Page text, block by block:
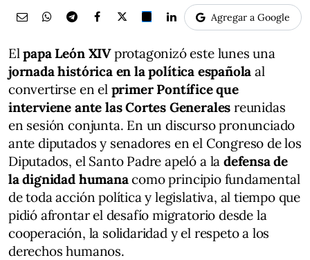
Agregar a Google
El papa León XIVprotagonizó este lunes una
jornada histórica en la política española al
convertirse en el primer Pontífice que
interviene ante las Cortes Generales reunidas
en sesión conjunta. En un discurso pronunciado
ante diputados y senadores en el Congreso de los
Diputados, el Santo Padre apeló a la defensa de
la dignidad humanacomo principio fundamental
de toda acción política y legislativa, al tiempo que
pidió afrontar el desafío migratorio desde la
cooperación, la solidaridad y el respeto a los
derechos humanos.